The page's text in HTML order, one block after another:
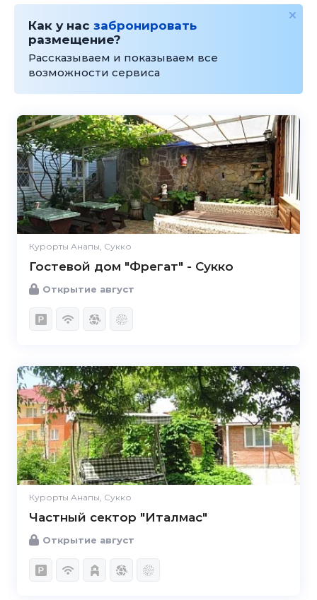
Как у нас забронировать
размещение?
Рассказываем и показываем все
возможности сервиса
Курорты Анапы, Сукко
Гостевой дом "Фрегат" - Сукко
Открытие август
Курорты Анапы, Сукко
Частный сектор "Италмас"
Открытие август